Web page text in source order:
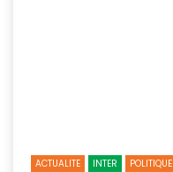
ACTUALITE INTER POLITIQUE